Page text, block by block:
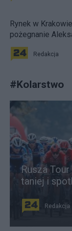
Rynek w
pożegnanie
Redakcja
#Kolarstwo
Rusza
taniej i
Redakcja